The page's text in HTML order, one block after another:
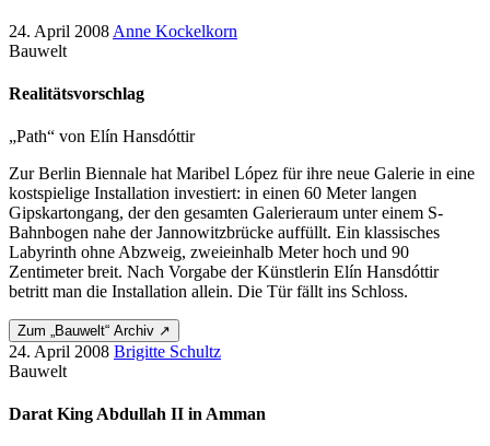
24. April 2008 Anne Kockelkorn
Bauwelt
Realitätsvorschlag
„Path“ von Elín Hansdóttir
Zur Berlin Biennale hat Maribel López für ihre neue Galerie in eine
kostspielige Installation investiert: in einen 60 Meter langen
Gipskartongang, der den gesamten Galerieraum unter einem S-
Bahnbogen nahe der Jannowitzbrücke auffüllt. Ein klassisches
Labyrinth ohne Abzweig, zweieinhalb Meter hoch und 90
Zentimeter breit. Nach Vorgabe der Künstlerin Elín Hansdóttir
betritt man die Installation allein. Die Tür fällt ins Schloss.
Zum „Bauwelt“ Archiv ↗
24. April 2008 Brigitte Schultz
Bauwelt
Darat King Abdullah II in Amman